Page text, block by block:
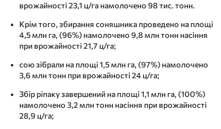
врожайності 23,1 ц/га намолочено 98 тис. тонн.
Крім того, збирання соняшника проведено на площі
4,5 млн га, (96%) намолочено 9,8 млн тонн насіння
при врожайності 21,7 ц/га;
сою зібрали на площі 1,5 млн га, (97%) намолочено
3,6 млн тонн при врожайності 24 ц/га;
Збір ріпаку завершений на площі 1,1 млн га, (100%)
намолочено 3,2 млн тонн насіння при врожайності
28,9 ц/га;